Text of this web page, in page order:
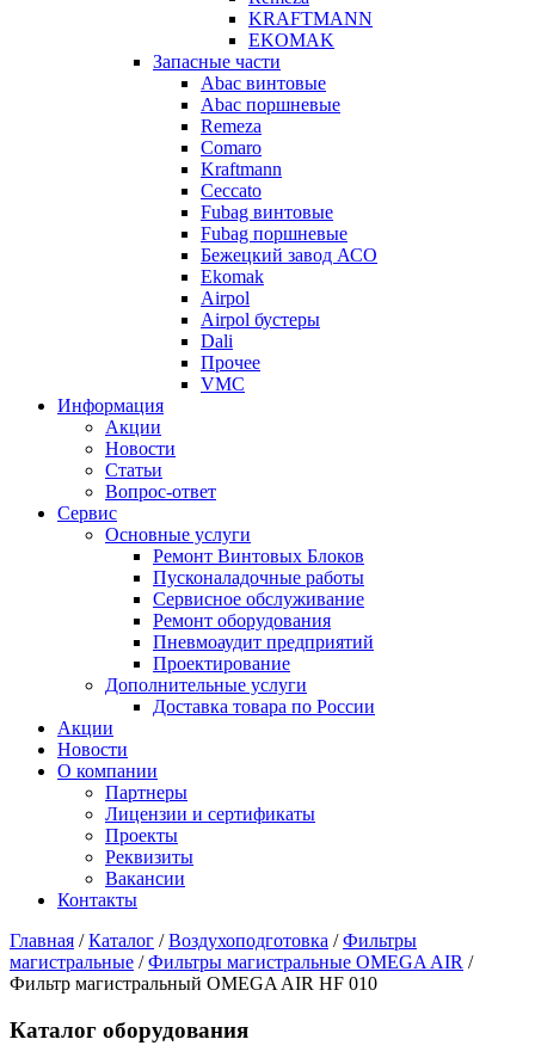
KRAFTMANN
EKOMAK
Запасные части
Abac винтовые
Abac поршневые
Remeza
Comaro
Kraftmann
Ceccato
Fubag винтовые
Fubag поршневые
Бежецкий завод АСО
Ekomak
Airpol
Airpol бустеры
Dali
Прочее
VMC
Информация
Акции
Новости
Статьи
Вопрос-ответ
Сервис
Основные услуги
Ремонт Винтовых Блоков
Пусконаладочные работы
Сервисное обслуживание
Ремонт оборудования
Пневмоаудит предприятий
Проектирование
Дополнительные услуги
Доставка товара по России
Акции
Новости
О компании
Партнеры
Лицензии и сертификаты
Проекты
Реквизиты
Вакансии
Контакты
Главная /Каталог /Воздухоподготовка /Фильтры
магистральные /Фильтры магистральные OMEGA AIR /
Фильтр магистральный OMEGA AIR HF 010
Каталог оборудования